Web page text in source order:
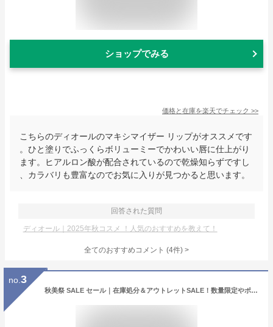
ショップでみる
価格と在庫を楽天でチェック >>
こちらのディオールのマキシマイザー リップがオススメです
。ひと塗りでふっくらボリューミーでかわいい唇に仕上がり
ます。ヒアルロン酸が配合されているので乾燥知らずですし
、カラバリも豊富なのでお気に入りが見つかると思います。
回答された質問
ディオール｜2025年秋コスメ ！人気のおすすめを教えて！
全てのおすすめコメント (4件) >
no. 3
秋美祭 SALE セール｜在庫処分＆アウトレットSALE！数量限定やポイントマラソン特価も♪ スキンケア セット『Dr.G・ドクタージー』ブラック スネイル プレステージ set トナー アンプル エマルジョン クリーム 保湿 弾力 栄養 正規品 矢吹 奈子 様 ご愛用 韓国コスメ